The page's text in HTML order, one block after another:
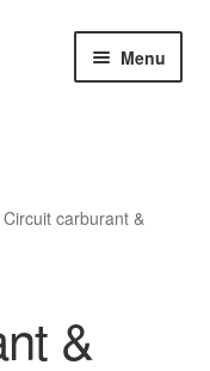
Menu
Circuit carburant &
&